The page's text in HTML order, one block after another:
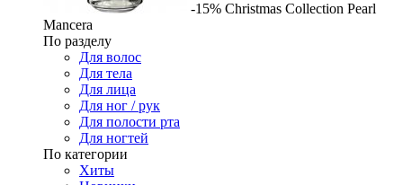
-15% Christmas Collection Pearl
Mancera
По разделу
Для волос
Для тела
Для лица
Для ног / рук
Для полости рта
Для ногтей
По категории
Хиты